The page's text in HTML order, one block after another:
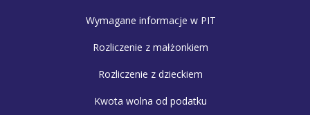
Wymagane informacje w PIT
Rozliczenie z małżonkiem
Rozliczenie z dzieckiem
Kwota wolna od podatku